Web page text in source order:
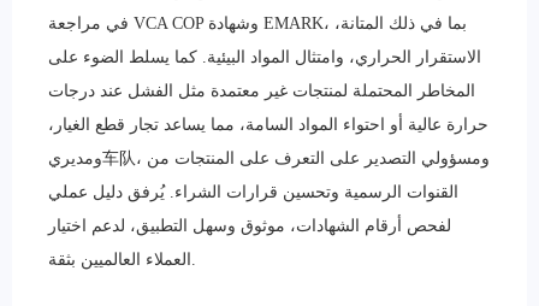
في مراجعة VCA COP وشهادة EMARK، بما في ذلك المتانة،
الاستقرار الحراري، وامتثال المواد البيئية. كما يسلط الضوء على
المخاطر المحتملة لمنتجات غير معتمدة مثل الفشل عند درجات
حرارة عالية أو احتواء المواد السامة، مما يساعد تجار قطع الغيار،
ومديري车队، ومسؤولي التصدير على التعرف على المنتجات من
القنوات الرسمية وتحسين قرارات الشراء. يُرفق دليل عملي
لفحص أرقام الشهادات، موثوق وسهل التطبيق، لدعم اختيار
العملاء العالميين بثقة.